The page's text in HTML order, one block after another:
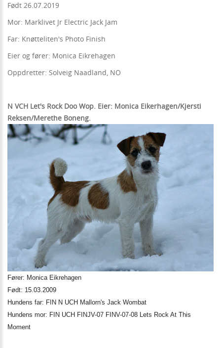
Født 26.07.2019
Mor: Marklivet Jr Electric Jack Jam
Far: Knøtteliten's Photo Finish
Eier og fører: Monica Eikrehagen
Oppdretter: Solveig Naadland, NO
N VCH Let's Rock Doo Wop. Eier: Monica Eikerhagen/Kjersti
Reksen/Merethe Boneng.
Fører: Monica Eikrehagen
Født: 15.03.2009
Hundens far: FIN N UCH Mallorn's Jack Wombat
Hundens mor: FIN UCH FINJV-07 FINV-07-08 Lets Rock At This
Moment